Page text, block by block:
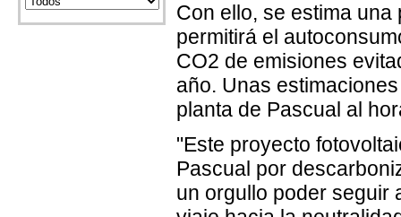
Con ello, se estima
permitirá el
CO2 de emisiones
año. Unas
planta de Pascual al
"Este proyecto
Pascual por
un orgullo poder seguir